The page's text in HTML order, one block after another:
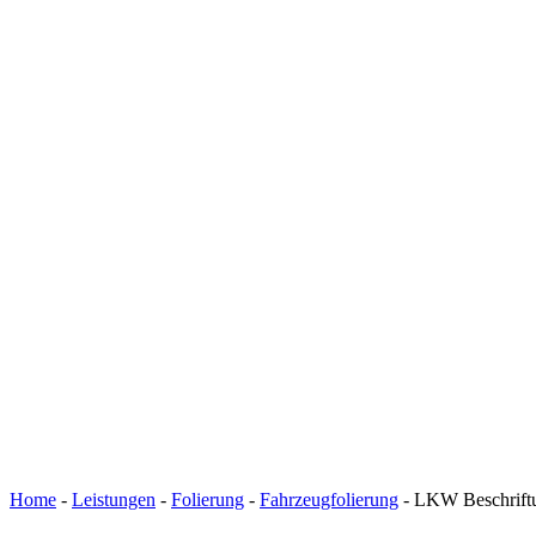
Home - Leistungen - Folierung - Fahrzeugfolierung - LKW